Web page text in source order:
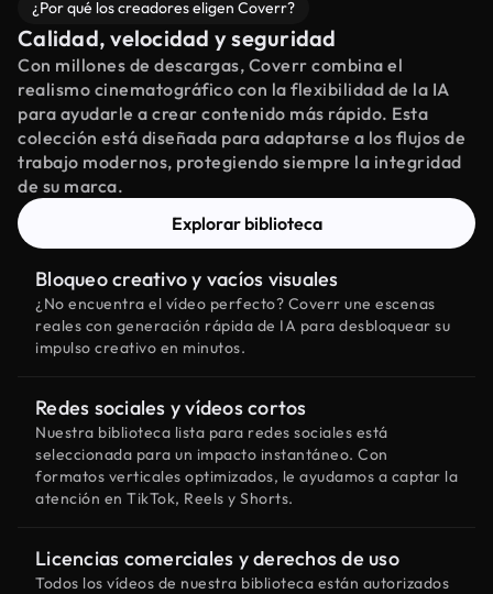
¿Por qué los creadores eligen Coverr?
Calidad, velocidad y seguridad
Con millones de descargas, Coverr combina el
realismo cinematográfico con la flexibilidad de la IA
para ayudarle a crear contenido más rápido. Esta
colección está diseñada para adaptarse a los flujos de
trabajo modernos, protegiendo siempre la integridad
de su marca.
Explorar biblioteca
Bloqueo creativo y vacíos visuales
¿No encuentra el vídeo perfecto? Coverr une escenas
reales con generación rápida de IA para desbloquear su
impulso creativo en minutos.
Redes sociales y vídeos cortos
Nuestra biblioteca lista para redes sociales está
seleccionada para un impacto instantáneo. Con
formatos verticales optimizados, le ayudamos a captar la
atención en TikTok, Reels y Shorts.
Licencias comerciales y derechos de uso
Todos los vídeos de nuestra biblioteca están autorizados